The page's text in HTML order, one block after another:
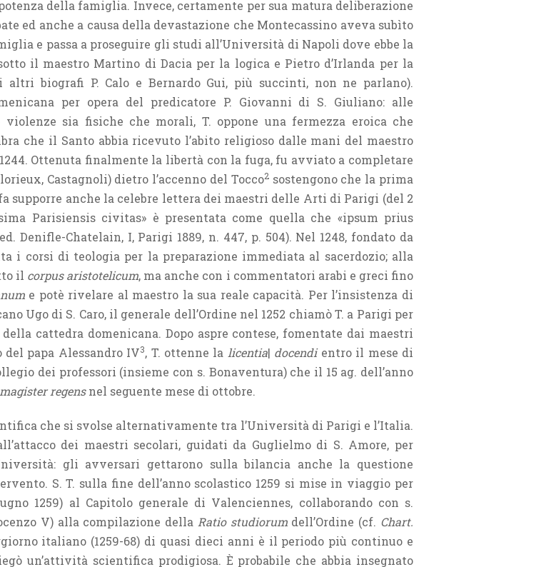
della famiglia. Invece, certamente per sua matura deliberazione
ed anche a causa della devastazione che Montecassino aveva subìto
e passa a proseguire gli studi all’Università di Napoli dove ebbe la
il maestro Martino di Dacia per la logica e Pietro d’Irlanda per la
altri biografi P. Calo e Bernardo Gui, più succinti, non ne parlano).
per opera del predicatore P. Giovanni di S. Giuliano: alle
sia fisiche che morali, T. oppone una fermezza eroica che
che il Santo abbia ricevuto l’abito religioso dalle mani del maestro
Ottenuta finalmente la libertà con la fuga, fu avviato a completare
Castagnoli) dietro l’accenno del Tocco2sostengono che la prima
supporre anche la celebre lettera dei maestri delle Arti di Parigi (del 2
Parisiensis civitas» è presentata come quella che «ipsum prius
Denifle-Chatelain, I, Parigi 1889, n. 447, p. 504). Nel 1248, fondato da
i corsi di teologia per la preparazione immediata al sacerdozio; alla
il corpus aristotelicum, ma anche con i commentatori arabi e greci fino
e potè rivelare al maestro la sua reale capacità. Per l’insistenza di
Ugo di S. Caro, il generale dell’Ordine nel 1252 chiamò T. a Parigi per
cattedra domenicana. Dopo aspre contese, fomentate dai maestri
papa Alessandro IV3, T. ottenne la licentia| docendientro il mese di
dei professori (insieme con s. Bonaventura) che il 15 ag. dell’anno
magister regensnel seguente mese di ottobre.
che si svolse alternativamente tra l’Università di Parigi e l’Italia.
dei maestri secolari, guidati da Guglielmo di S. Amore, per
gli avversari gettarono sulla bilancia anche la questione
S. T. sulla fine dell’anno scolastico 1259 si mise in viaggio per
1259) al Capitolo generale di Valenciennes, collaborando con s.
V) alla compilazione della Ratio studiorumdell’Ordine (cf. Chart.
italiano (1259-68) di quasi dieci anni è il periodo più continuo e
un’attività scientifica prodigiosa. È probabile che abbia insegnato